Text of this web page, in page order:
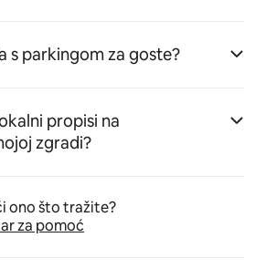
s parkingom za goste?
propisi na
zgradi?
ono što tražite?
za pomoć